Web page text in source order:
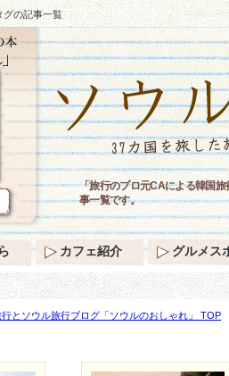
グの記事一覧
とソウル旅行ブログ「ソウルのおしゃれ」 TOP
「旅行のプロ元CAによる韓国
事一覧です。
カフェ紹介 グルメス